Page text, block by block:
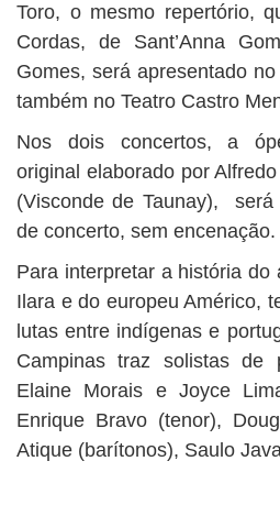
Toro, o mesmo repertório,
Cordas, de Sant’Anna
Gomes, será apresentado
também no Teatro Castro
Nos dois concertos, a
original elaborado por
(Visconde de Taunay),
de concerto, sem encenação.
Para interpretar a história do
Ilara e do europeu Américo,
lutas entre indígenas e
Campinas traz solistas de
Elaine Morais e Joyce
Enrique Bravo (tenor),
Atique (barítonos), Saulo